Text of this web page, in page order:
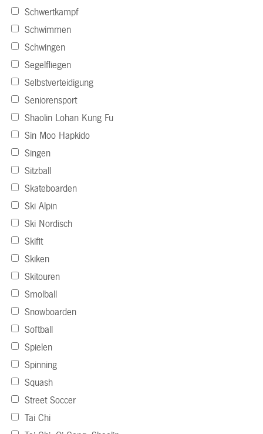
Schwertkampf
Schwimmen
Schwingen
Segelfliegen
Selbstverteidigung
Seniorensport
Shaolin Lohan Kung Fu
Sin Moo Hapkido
Singen
Sitzball
Skateboarden
Ski Alpin
Ski Nordisch
Skifit
Skiken
Skitouren
Smolball
Snowboarden
Softball
Spielen
Spinning
Squash
Street Soccer
Tai Chi